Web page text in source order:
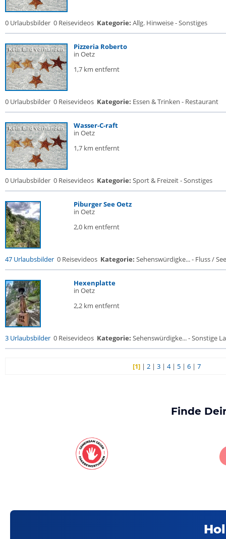
0 Urlaubsbilder 0 Reisevideos Kategorie: Allg. Hinweise - Sonstiges
Pizzeria Roberto
in Oetz
1,7 km entfernt
0 Urlaubsbilder 0 Reisevideos Kategorie: Essen & Trinken - Restaurant
Wasser-C-raft
in Oetz
1,7 km entfernt
0 Urlaubsbilder 0 Reisevideos Kategorie: Sport & Freizeit - Sonstiges
Piburger See Oetz
in Oetz
2,0 km entfernt
47 Urlaubsbilder 0 Reisevideos Kategorie: Sehenswürdigke... - Fluss /
Hexenplatte
in Oetz
2,2 km entfernt
3 Urlaubsbilder 0 Reisevideos Kategorie: Sehenswürdigke... - Sonstige
[1] |2 |3 |4| 5 |6 |7
Finde